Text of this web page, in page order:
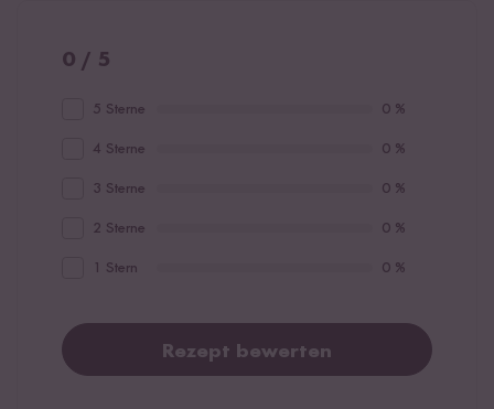
0 / 5
5 Sterne 0 %
4 Sterne 0 %
3 Sterne 0 %
2 Sterne 0 %
1 Stern 0 %
Rezept bewerten